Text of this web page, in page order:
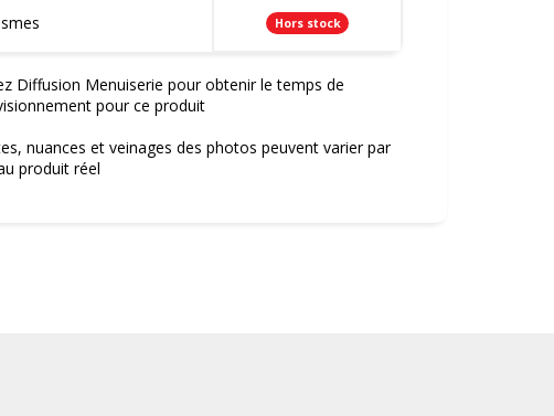
Hors stock
Diffusion Menuiserie pour obtenir le temps de
pour ce produit
nuances et veinages des photos peuvent varier par
produit réel